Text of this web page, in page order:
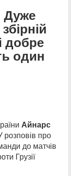
Дуже
добре
один
Айнарс
розповів про
до матчів
Грузії